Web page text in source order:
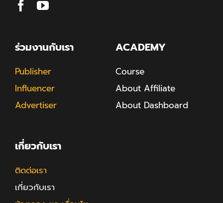
ร่วมงานกับเรา
Publisher
Influencer
Advertiser
ACADEMY
Course
About Affiliate
About Dashboard
เกี่ยวกับเรา
ติดต่อเรา
เกี่ยวกับเรา